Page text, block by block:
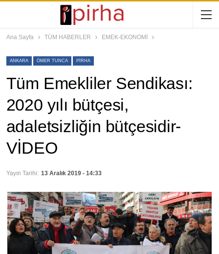
Ana Sayfa TÜM HABERLER EMEK-EKONOMİ
ANKARA ÖMER TUNCA PIRHA
Tüm Emekliler Sendikası:
2020 yılı bütçesi,
adaletsizliğin bütçesidir-
VİDEO
Yayın Tarihi: 13 Aralık 2019 - 14:33